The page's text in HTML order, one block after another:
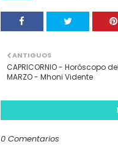
ANTIGUOS
CAPRICORNIO - Horóscopo
MARZO - Mhoni Vidente
0 Comentarios